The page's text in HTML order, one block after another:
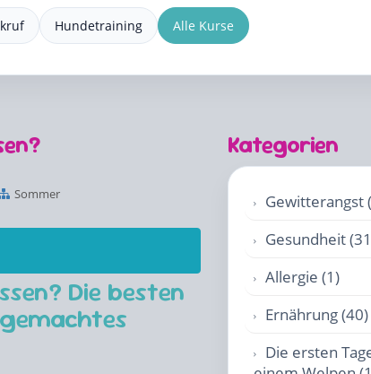
Hundetraining Alle Kurse
Sommer
Die besten
Kategorien
Gewitterangst
Gesundheit
Allergie (1)
Ernährung (40)
Die ersten